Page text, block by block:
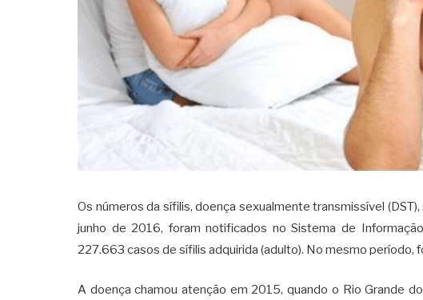
Os números da sífilis, doença sexualmente transmissível
junho de 2016, foram notificados no Sistema de
227.663 casos de sífilis adquirida (adulto). No mesmo
A doença chamou atenção em 2015, quando o Rio Grande